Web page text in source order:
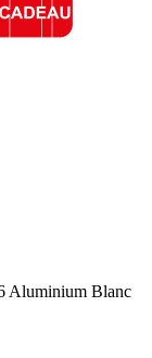
Aluminium Blanc